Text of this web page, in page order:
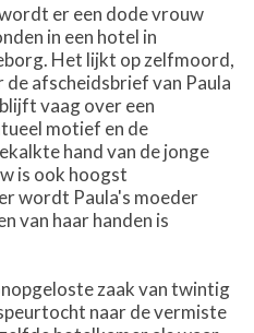
er een dode vrouw
in een hotel in
Het lijkt op zelfmoord,
de afscheidsbrief van Paula
vaag over een
motief en de
hand van de jonge
is ook hoogst
wordt Paula's moeder
van haar handen is
zaak van twintig
naar de vermiste